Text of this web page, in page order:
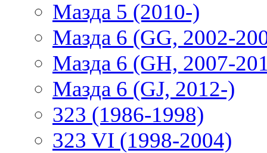
Мазда 5 (2010-)
Мазда 6 (GG, 2002-
Мазда 6 (GH, 2007-
Мазда 6 (GJ, 2012-)
323 (1986-1998)
323 VI (1998-2004)